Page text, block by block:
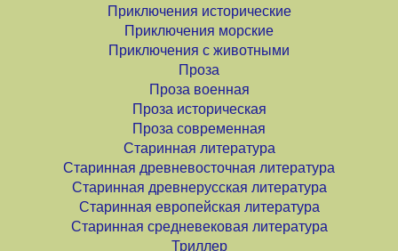
Приключения исторические
Приключения морские
Приключения с животными
Проза
Проза военная
Проза историческая
Проза современная
Старинная литература
Старинная древневосточная литература
Старинная древнерусская литература
Старинная европейская литература
Старинная средневековая литература
Триллер